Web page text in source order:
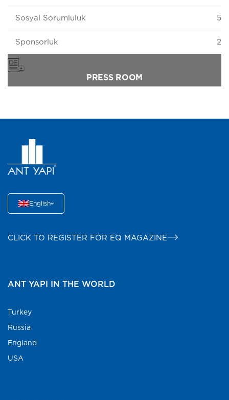
Sosyal Sorumluluk 5
Sponsorluk 2
PRESS ROOM
English
CLICK TO REGISTER FOR EQ MAGAZINE
ANT YAPI IN THE WORLD
Turkey
Russia
England
USA